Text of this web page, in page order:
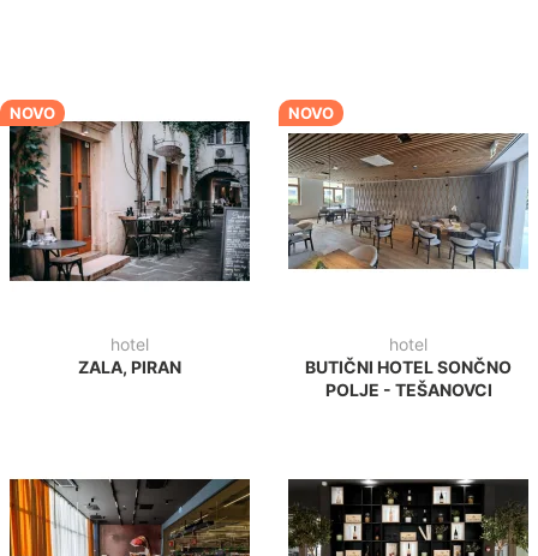
NOVO
hotel
ZALA, PIRAN
NOVO
hotel
BUTIČNI HOTEL SONČNO
POLJE - TEŠANOVCI